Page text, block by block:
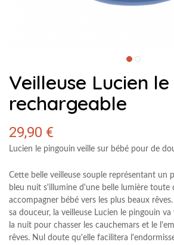
Veilleuse Lucien
rechargeable
29,90 €
Lucien le pingouin veille sur bébé pour de
Cette belle veilleuse souple représentant un
bleu nuit s'illumine d'une belle lumière toute
accompagner bébé vers les plus beaux
sa douceur, la veilleuse Lucien le pingouin va
la nuit pour chasser les cauchemars et le
rêves. Nul doute qu'elle facilitera